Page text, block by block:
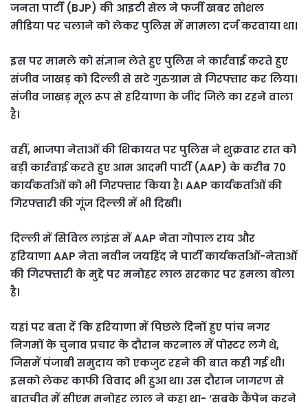
जनता पार्टी (BJP) की आइटी सेल ने फर्जी खबर सोशल
मीडिया पर चलाने को लेकर पुलिस में मामला दर्ज करवाया था।
इस पर मामले को संज्ञान लेते हुए पुलिस ने कार्रवाई करते हुए
संजीव जाखड़ को दिल्ली से सटे गुरुग्राम से गिरफ्तार कर लिया।
संजीव जाखड़ मूल रूप से हरियाणा के जींद जिले का रहने वाला
है।
वहीं, भाजपा नेताओं की शिकायत पर पुलिस ने शुक्रवार रात को
बड़ी कार्रवाई करते हुए आम आदमी पार्टी (AAP) के करीब 70
कार्यकर्ताओं को भी गिरफ्तार किया है। AAP कार्यकर्ताओं की
गिरफ्तारी की गूंज दिल्ली में भी दिखी।
दिल्ली में सिविल लाइंस में AAP नेता गोपाल राय और
हरियाणा AAP नेता नवीन जयहिंद ने पार्टी कार्यकर्ताओं-नेताओं
की गिरफ्तारी के मुद्दे पर मनोहर लाल सरकार पर हमला बोला
है।
यहां पर बता दें कि हरियाणा में पिछले दिनों हुए पांच नगर
निगमों के चुनाव प्रचार के दौरान करनाल में पोस्टर लगे थे,
जिसमें पंजाबी समुदाय को एकजुट रहने की बात कही गई थी।
इसको लेकर काफी विवाद भी हुआ था। उस दौरान जागरण से
बातचीत में सीएम मनोहर लाल ने कहा था- ‘सबके कैंपेन करने